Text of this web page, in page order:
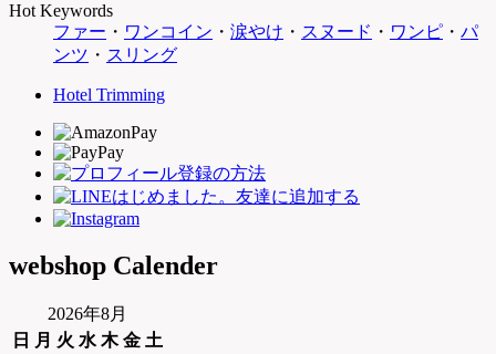
Hot Keywords
ファー ・ ワンコイン ・ 涙やけ ・ スヌード ・ ワンピ ・ パ
ンツ ・ スリング
Hotel Trimming
webshop Calender
2026年8月
日
月 火 水 木 金 土